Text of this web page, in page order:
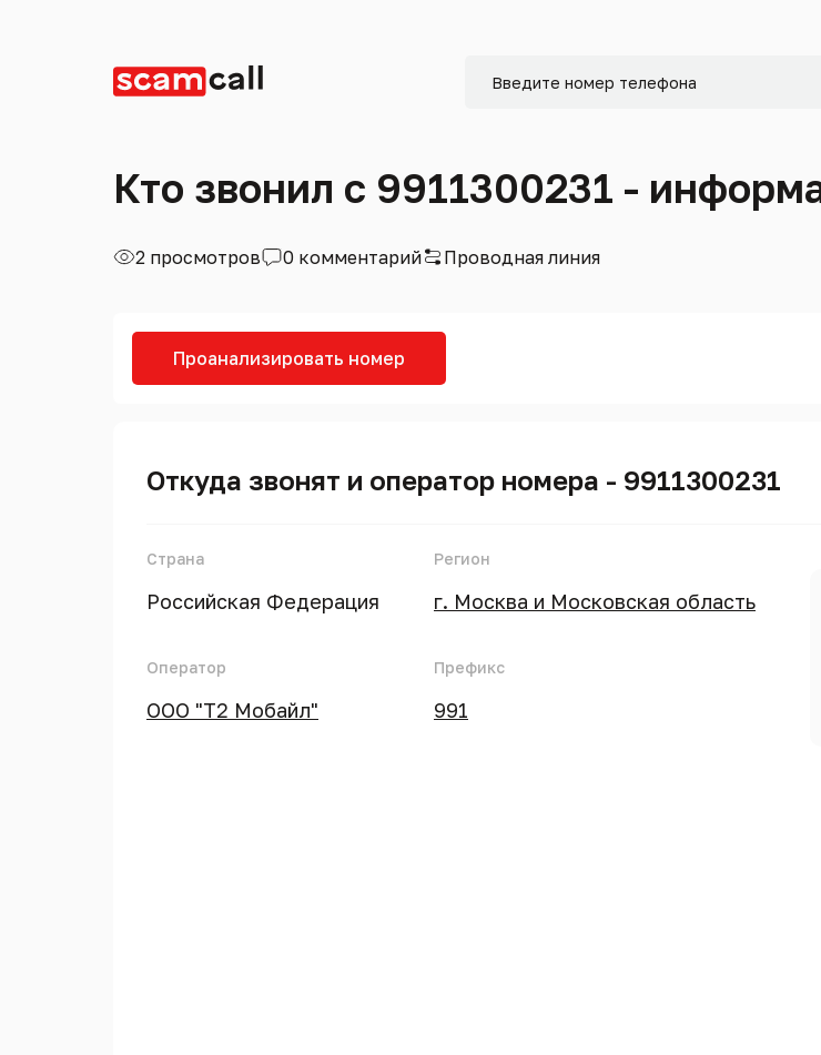
Кто звонил с 9911300231 -
2 просмотров 0 комментарий Проводная линия
Проанализировать номер
Откуда звонят и оператор номера - 9911300231
Страна
Российская Федерация
Оператор
ООО "Т2 Мобайл"
Регион
г. Москва и Московская область
Префикс
991